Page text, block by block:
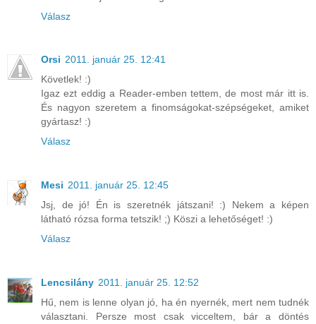
Válasz
Orsi 2011. január 25. 12:41
Követlek! :)
Igaz ezt eddig a Reader-emben tettem, de most már itt is.
És nagyon szeretem a finomságokat-szépségeket, amiket
gyártasz! :)
Válasz
Mesi 2011. január 25. 12:45
Jsj, de jó! Én is szeretnék játszani! :) Nekem a képen
látható rózsa forma tetszik! ;) Köszi a lehetőséget! :)
Válasz
Lencsilány 2011. január 25. 12:52
Hű, nem is lenne olyan jó, ha én nyernék, mert nem tudnék
választani. Persze most csak vicceltem, bár a döntés